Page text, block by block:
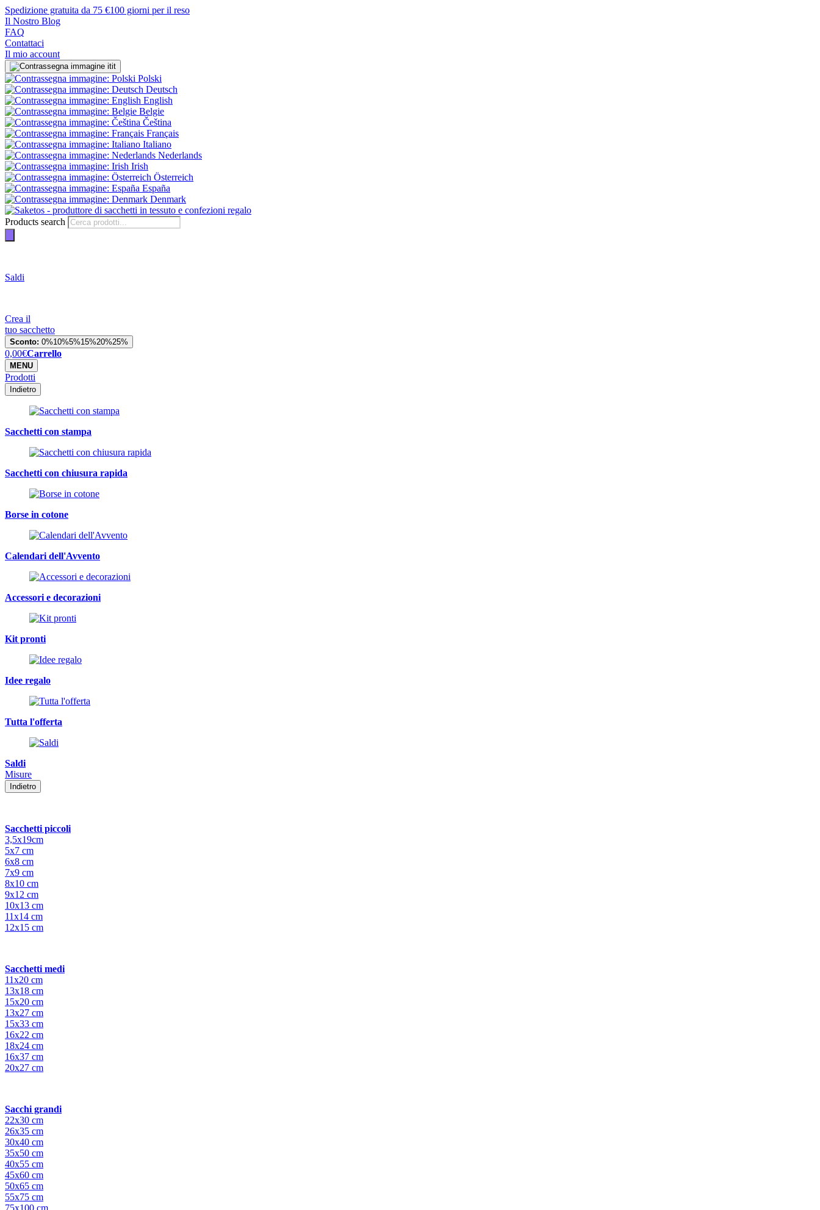
Spedizione gratuita da 75 €100 giorni per il reso
Il Nostro Blog
FAQ
Contattaci
Il mio account
it
Polski
Deutsch
English
Belgie
Čeština
Français
Italiano
Nederlands
Irish
Österreich
España
Denmark
Products search
Saldi
Crea il
tuo sacchetto
Sconto: 0%10%5%15%20%25%
0,00€Carrello
MENU
Prodotti
Indietro
Sacchetti con stampa
Sacchetti con chiusura rapida
Borse in cotone
Calendari dell'Avvento
Accessori e decorazioni
Kit pronti
Idee regalo
Tutta l'offerta
Saldi
Misure
Indietro
Sacchetti piccoli
3,5x19cm
5x7 cm
6x8 cm
7x9 cm
8x10 cm
9x12 cm
10x13 cm
11x14 cm
12x15 cm
Sacchetti medi
11x20 cm
13x18 cm
15x20 cm
13x27 cm
15x33 cm
16x22 cm
18x24 cm
16x37 cm
20x27 cm
Sacchi grandi
22x30 cm
26x35 cm
30x40 cm
35x50 cm
40x55 cm
45x60 cm
50x65 cm
55x75 cm
75x100 cm